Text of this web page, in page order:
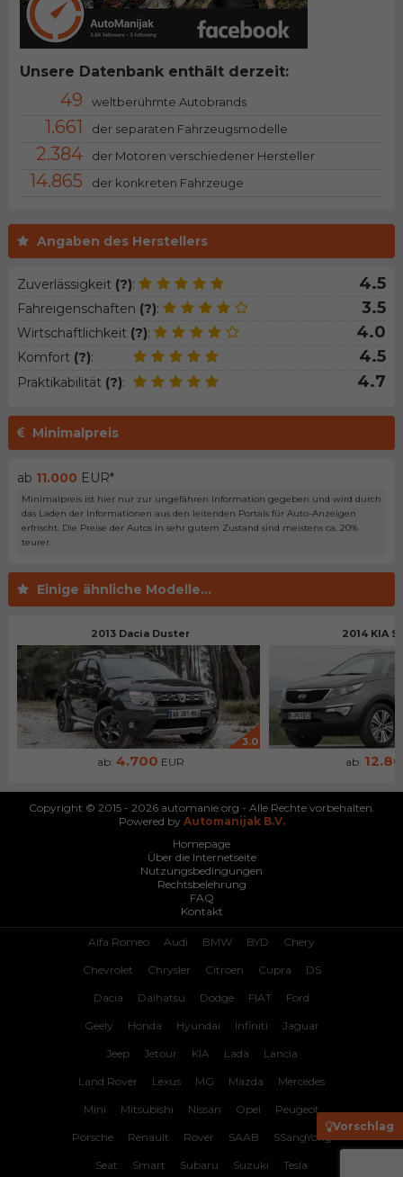
Angaben des Herstellers
Zuverlässigkeit (?): 4.5
Fahreigenschaften (?): 3.5
Wirtschaftlichkeit (?): 4.0
Komfort (?): 4.5
Praktikabilität (?): 4.7
Minimalpreis
ab 11.000 EUR*
Minimalpreis ist hier nur zur ungefähren Information gegeben und wird durch
das Laden der Informationen aus den leitenden Portals für Auto-Anzeigen
erfrischt. Die Preise der Autos in sehr gutem Zustand sind meistens ca. 20%
teurer.
Einige ähnliche Modelle...
2013 Dacia Duster
3.0
ab: 4.700 EUR
2014 KIA
ab:
Unsere Datenbank enthält derzeit:
49 weltberühmte Autobrands
1.661 der separaten Fahrzeugsmodelle
2.384 der Motoren verschiedener Hersteller
14.865 der konkreten Fahrzeuge
Vorschlag
Copyright © 2015 - 2026 automanie.org - Alle Rechte vorbehalten.
Powered by Automanijak B.V.
Homepage
Über die Internetseite
Nutzungsbedingungen
Rechtsbelehrung
FAQ
Kontakt
Alfa Romeo Audi BMW BYD Chery
Chevrolet Chrysler Citroen Cupra DS
Dacia Daihatsu Dodge FIAT Ford
Geely Honda Hyundai Infiniti Jaguar
Jeep Jetour KIA Lada Lancia
Land Rover Lexus MG Mazda Mercedes
Mini Mitsubishi Nissan Opel Peugeot
Porsche Renault Rover SAAB SSangYong
Seat Smart Subaru Suzuki Tesla